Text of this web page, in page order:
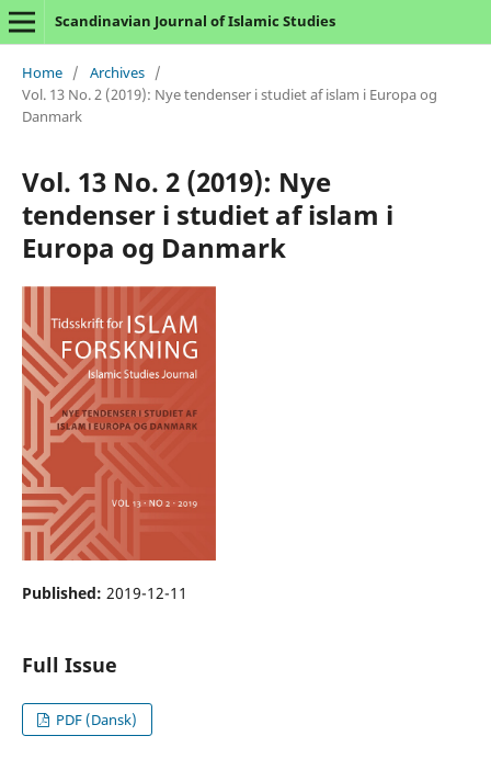
Scandinavian Journal of Islamic Studies
Home / Archives /
Vol. 13 No. 2 (2019): Nye tendenser i studiet af islam i Europa og
Danmark
Vol. 13 No. 2 (2019): Nye
tendenser i studiet af islam i
Europa og Danmark
Published: 2019-12-11
Full Issue
PDF (Dansk)